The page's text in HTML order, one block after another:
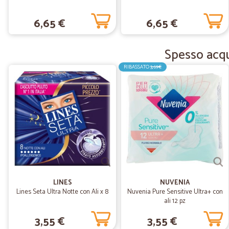
6,65 € 6,65 €
Spesso
LINES
Lines Seta Ultra Notte con Ali x 8
3,55 €
RIBASSATO3,69€
NUVENIA
Nuvenia Pure Sensitive Ultra+ con
ali 12 pz
3,55 €